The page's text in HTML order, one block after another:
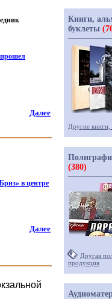
прошел
Далее
» в центре
Далее
Книги,
буклеты
Другие книги,
(380)
Другая
продукция